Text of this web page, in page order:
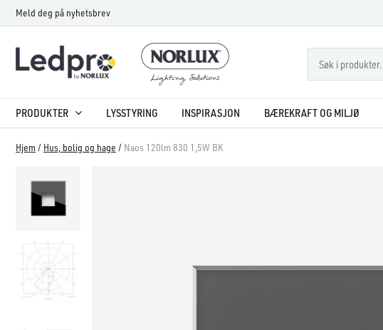
Hopp
rett
innholdet
Meld deg på nyhetsbrev
PRODUKTER LYSSTYRING INSPIRASJON BÆREKRAFT OG MILJØ
Hjem / Hus, bolig og hage / Naos 120lm 830 1,5W BK